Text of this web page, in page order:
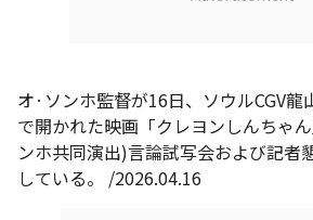
オ·ソンホ監督が16日、ソウルCGV龍
で開かれた映画「クレヨンしんちゃ
ンホ共同演出)言論試写会および記者
している。 /2026.04.16